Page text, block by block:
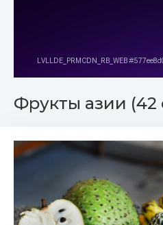
Фрукты азии (42